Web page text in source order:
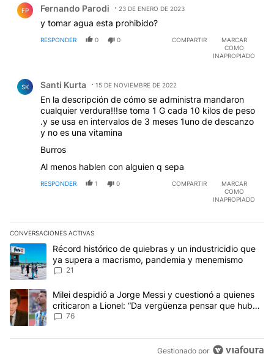
FP Fernando Parodi 23 DE ENERO DE 2023
y tomar agua esta prohibido?
RESPONDER 0 0 COMPARTIR
MARCAR
COMO
INAPROPIADO
SK Santi Kurta 15 DE NOVIEMBRE DE 2022
En la descripción de cómo se administra mandaron
cualquier verdura!!!se toma 1 G cada 10 kilos de peso
.y se usa en intervalos de 3 meses 1uno de descanzo
y no es una vitamina
Burros
Al menos hablen con alguien q sepa
RESPONDER 1 0 COMPARTIR
MARCAR
COMO
INAPROPIADO
CONVERSACIONES ACTIVAS
Este listado muestra los artículos con más comentarios en los
Un artículo de tendencia con el título "Récord histórico de
Récord histórico de quiebras y un industricidio que
ya supera a macrismo, pandemia y menemismo
21
Un artículo de tendencia con el título "Milei despidió a Jorge
Milei despidió a Jorge Messi y cuestionó a quienes
criticaron a Lionel: “Da vergüenza pensar que hubo
anti-Messi”
76
Gestionado por